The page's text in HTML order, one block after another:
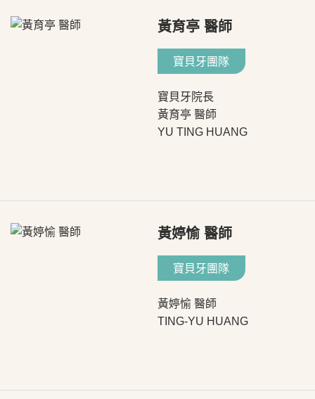
黃育亭 醫師
寶貝牙團隊
寶貝牙院長
黃育亭 醫師
YU TING HUANG
黃婷愉 醫師
寶貝牙團隊
黃婷愉 醫師
TING-YU HUANG